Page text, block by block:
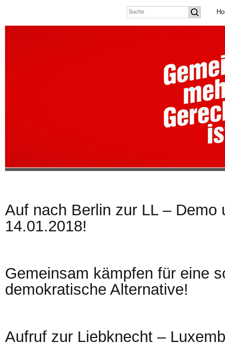
Auf nach Berlin zur LL – Demo
14.01.2018!
Gemeinsam kämpfen für eine
demokratische Alternative!
Aufruf zur Liebknecht –